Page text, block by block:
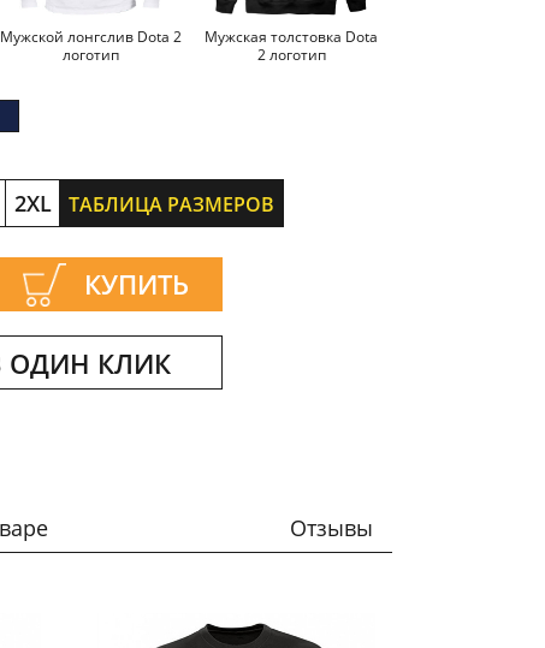
Мужской лонгслив Dota 2
логотип
Мужская толстовка Dota
2 логотип
2XL ТАБЛИЦА РАЗМЕРОВ
КУПИТЬ
ОДИН КЛИК
Отзывы